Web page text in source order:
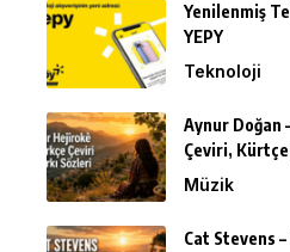
Yenilenmiş
YEPY
Teknoloji
Aynur Doğan
Çeviri, Kürtçe
Müzik
Cat Stevens